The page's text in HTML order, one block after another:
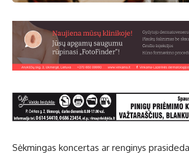
Sėkmingas koncertas ar renginys